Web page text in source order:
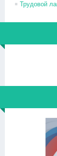
Трудовой